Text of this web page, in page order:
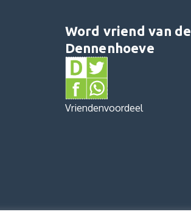
Word vriend van de
Dennenhoeve
Vriendenvoordeel